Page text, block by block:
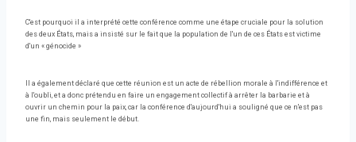
C'est pourquoi il a interprété cette conférence comme une étape cruciale pour la solution
des deux États, mais a insisté sur le fait que la population de l'un de ces États est victime
d'un « génocide »
Il a également déclaré que cette réunion est un acte de rébellion morale à l'indifférence et
à l'oubli, et a donc prétendu en faire un engagement collectif à arrêter la barbarie et à
ouvrir un chemin pour la paix, car la conférence d'aujourd'hui a souligné que ce n'est pas
une fin, mais seulement le début.